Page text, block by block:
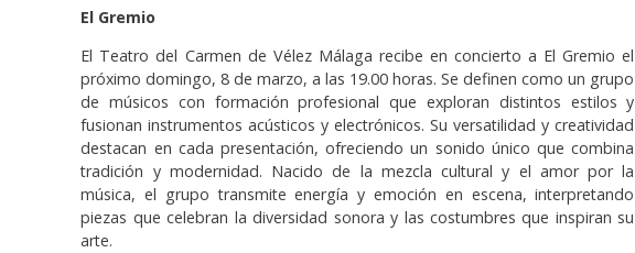
El Gremio
El Teatro del Carmen de Vélez Málaga recibe en concierto a El Gremio el
próximo domingo, 8 de marzo, a las 19.00 horas. Se definen como un grupo
de músicos con formación profesional que exploran distintos estilos y
fusionan instrumentos acústicos y electrónicos. Su versatilidad y creatividad
destacan en cada presentación, ofreciendo un sonido único que combina
tradición y modernidad. Nacido de la mezcla cultural y el amor por la
música, el grupo transmite energía y emoción en escena, interpretando
piezas que celebran la diversidad sonora y las costumbres que inspiran su
arte.